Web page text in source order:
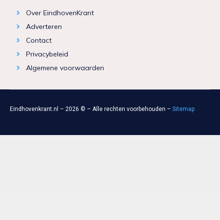
Over EindhovenKrant
Adverteren
Contact
Privacybeleid
Algemene voorwaarden
Eindhovenkrant.nl – 2026 © – Alle rechten voorbehouden – Sitemap